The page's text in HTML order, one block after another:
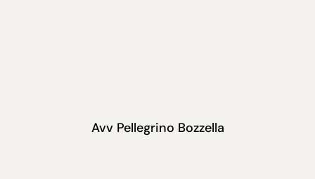
Avv Pellegrino Bozzella